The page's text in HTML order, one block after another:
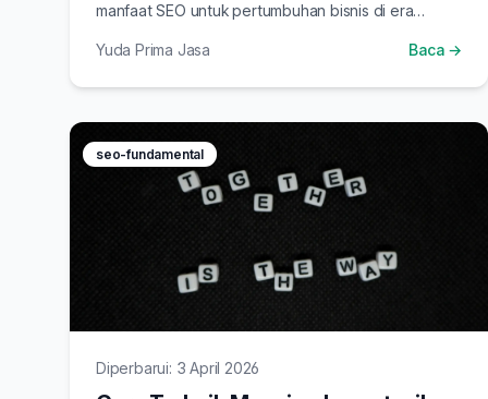
manfaat SEO untuk pertumbuhan bisnis di era
Yuda Prima Jasa
Baca →
seo-fundamental
Diperbarui: 3 April 2026